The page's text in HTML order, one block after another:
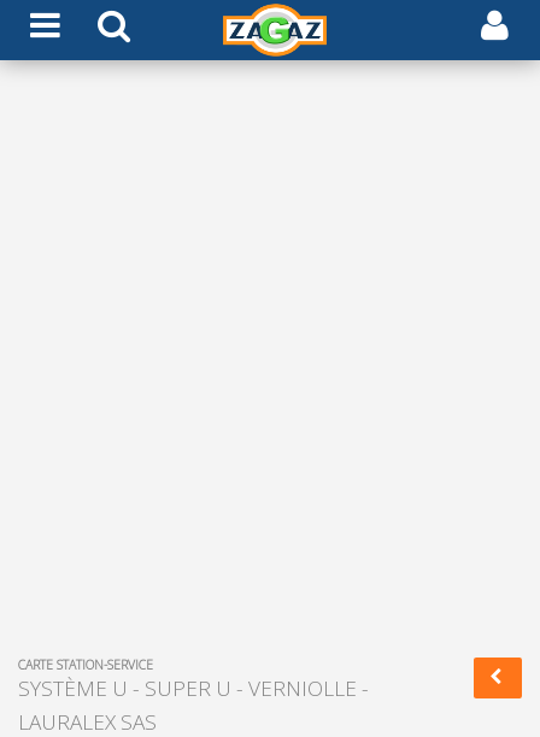
CARTE STATION-SERVICE
SYSTÈME U - SUPER U - VERNIOLLE -
LAURALEX SAS